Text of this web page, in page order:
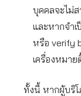
บุคคลจะไม่
และหากจำ
หรือ verify
เครื่องหมา
ทั้งนี้ หากผู้บริโ